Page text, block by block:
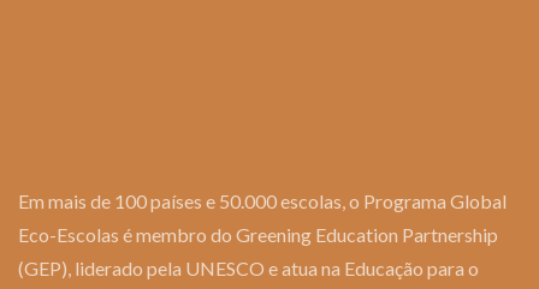
Em mais de 100 países e 50.000 escolas, o Programa Global
Eco-Escolas é membro do Greening Education Partnership
(GEP), liderado pela UNESCO e atua na Educação para o